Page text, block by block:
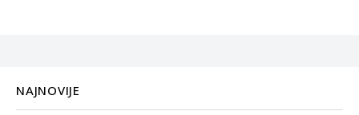
NAJNOVIJE